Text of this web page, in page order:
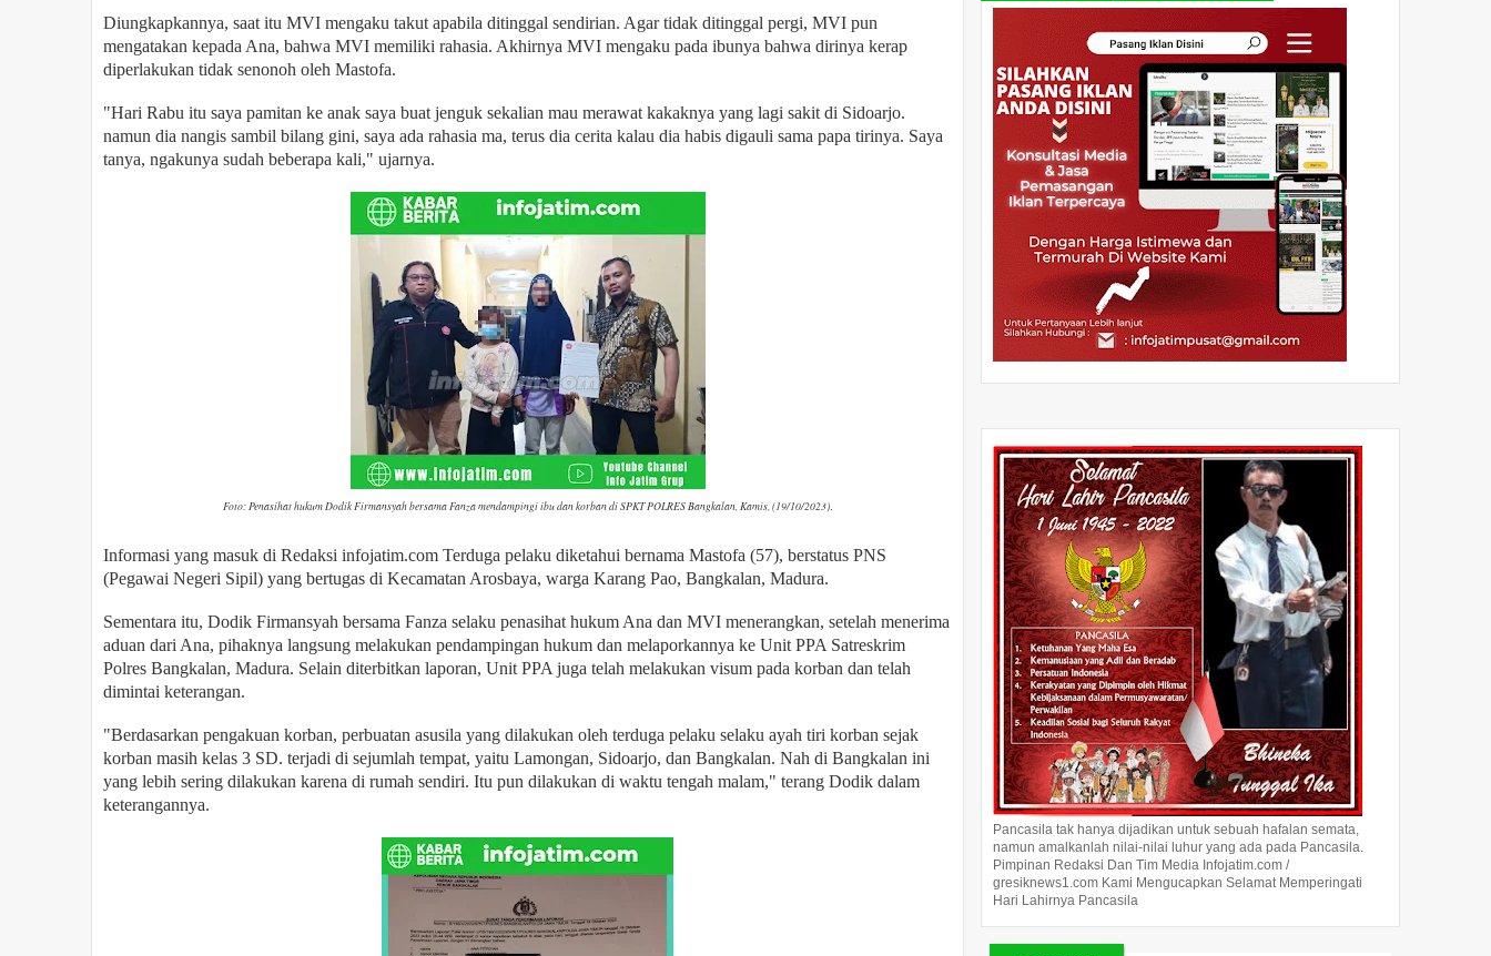
Diungkapkannya, saat itu MVI mengaku takut apabila ditinggal sendirian. Agar tidak ditinggal pergi, MVI pun
mengatakan kepada Ana, bahwa MVI memiliki rahasia. Akhirnya MVI mengaku pada ibunya bahwa dirinya kerap
diperlakukan tidak senonoh oleh Mastofa.
"Hari Rabu itu saya pamitan ke anak saya buat jenguk sekalian mau merawat kakaknya yang lagi sakit di Sidoarjo.
namun dia nangis sambil bilang gini, saya ada rahasia ma, terus dia cerita kalau dia habis digauli sama papa tirinya. Saya
tanya, ngakunya sudah beberapa kali," ujarnya.
Foto: Penasihat hukum Dodik Firmansyah bersama Fanza mendampingi ibu dan korban di SPKT POLRES Bangkalan, Kamis, (19/10/2023).
Informasi yang masuk di Redaksi infojatim.com Terduga pelaku diketahui bernama Mastofa (57), berstatus PNS
(Pegawai Negeri Sipil) yang bertugas di Kecamatan Arosbaya, warga Karang Pao, Bangkalan, Madura.
Sementara itu, Dodik Firmansyah bersama Fanza selaku penasihat hukum Ana dan MVI menerangkan, setelah menerima
aduan dari Ana, pihaknya langsung melakukan pendampingan hukum dan melaporkannya ke Unit PPA Satreskrim
Polres Bangkalan, Madura. Selain diterbitkan laporan, Unit PPA juga telah melakukan visum pada korban dan telah
dimintai keterangan.
"Berdasarkan pengakuan korban, perbuatan asusila yang dilakukan oleh terduga pelaku selaku ayah tiri korban sejak
korban masih kelas 3 SD. terjadi di sejumlah tempat, yaitu Lamongan, Sidoarjo, dan Bangkalan. Nah di Bangkalan ini
yang lebih sering dilakukan karena di rumah sendiri. Itu pun dilakukan di waktu tengah malam," terang Dodik dalam
keterangannya.
Pancasila tak hanya dijadikan untuk sebuah hafalan semata,
namun amalkanlah nilai-nilai luhur yang ada pada Pancasila.
Pimpinan Redaksi Dan Tim Media Infojatim.com /
gresiknews1.com Kami Mengucapkan Selamat Memperingati
Hari Lahirnya Pancasila